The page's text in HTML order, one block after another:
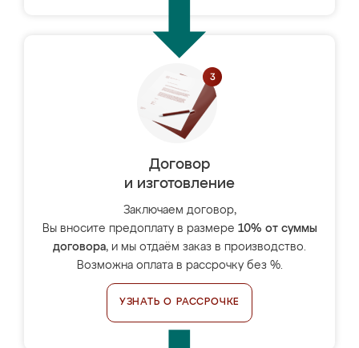
Договор
и изготовление
Заключаем договор,
Вы вносите предоплату в размере 10% от суммы
договора, и мы отдаём заказ в производство.
Возможна оплата в рассрочку без %.
УЗНАТЬ О РАССРОЧКЕ